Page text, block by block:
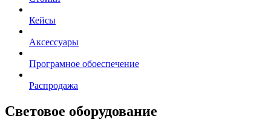
Кейсы
Аксессуары
Програмное обоеспечение
Распродажа
Световое оборудование